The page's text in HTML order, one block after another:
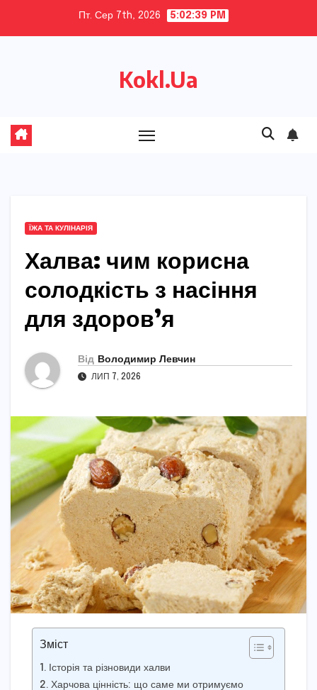
Пт. Сер 7th, 2026 5:02:40 PM
Kokl.Ua
ЇЖА ТА КУЛІНАРІЯ
Халва: чим корисна
солодкість з насіння
для здоров’я
Від Володимир Левчин
ЛИП 7, 2026
Зміст
Історія та різновиди халви
Харчова цінність: що саме ми отримуємо